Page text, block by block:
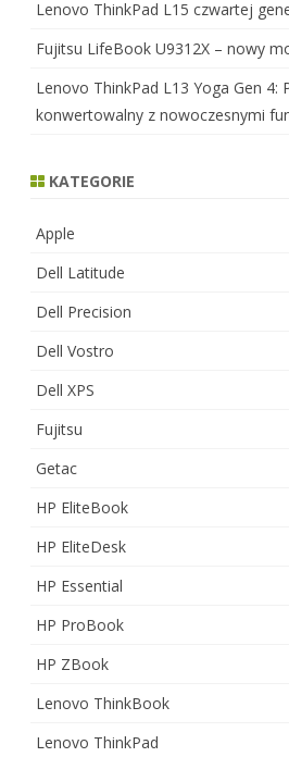
Lenovo ThinkPad L15 czwartej
Fujitsu LifeBook U9312X – nowy
Lenovo ThinkPad L13 Yoga Gen 4:
konwertowalny z nowoczesnymi
KATEGORIE
Apple
Dell Latitude
Dell Precision
Dell Vostro
Dell XPS
Fujitsu
Getac
HP EliteBook
HP EliteDesk
HP Essential
HP ProBook
HP ZBook
Lenovo ThinkBook
Lenovo ThinkPad